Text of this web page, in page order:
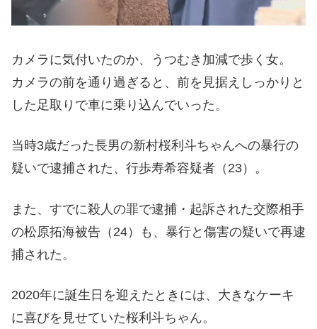
カメラに気付いたのか、うつむき加減で歩く女。
カメラの前を通り過ぎると、前を見据えしっかりと
した足取りで車に乗り込んでいった。
当時3歳だった長男の新村桜利斗ちゃんへの暴行の
疑いで逮捕された、行歩寿希容疑者（23）。
また、すでに殺人の罪で逮捕・起訴された交際相手
の松原拓海被告（24）も、暴行と傷害の疑いで再逮
捕された。
2020年に誕生日を迎えたときには、大きなケーキ
に喜びを見せていた桜利斗ちゃん。